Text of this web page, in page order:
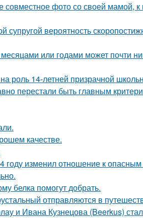
совместное фото со своей мамой, к
супругой вероятность
или годами может почти
роль 14-летней призрачной
перестали быть главным
качестве.
году изменил отношение к
белка помогут добрать.
отправляются в
и Ивана Кузнецова (Beerkus)